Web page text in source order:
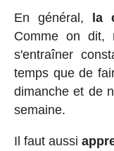
En général, la
Comme on dit,
s'entraîner
temps que de
dimanche et de
semaine.
Il faut aussi